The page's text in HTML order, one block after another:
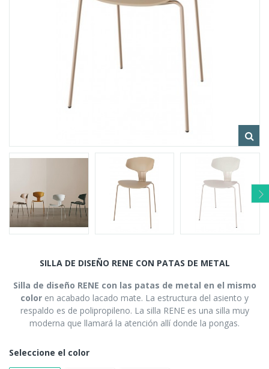
SILLA DE DISEÑO RENE CON PATAS DE METAL
Silla de diseño RENE con las patas de metal en el mismo
color en acabado lacado mate. La estructura del asiento y
respaldo es de polipropileno. La silla RENE es una silla muy
moderna que llamará la atención allí donde la pongas.
Seleccione el color